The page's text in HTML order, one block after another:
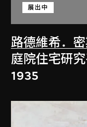
路德維希．
展出中
庭院住宅研
1935